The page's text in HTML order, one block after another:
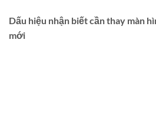
Dấu hiệu nhận biết cần thay màn
mới